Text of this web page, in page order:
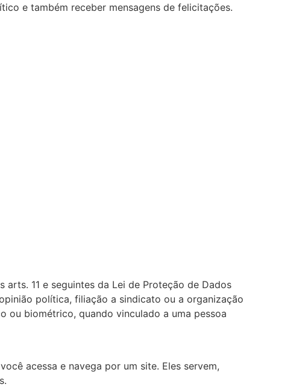
e também receber mensagens de felicitações.
11 e seguintes da Lei de Proteção de Dados
política, filiação a sindicato ou a organização
ou biométrico, quando vinculado a uma pessoa
acessa e navega por um site. Eles servem,